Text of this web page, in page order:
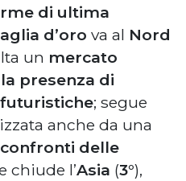
di ultima
d’oro va al Nord
un mercato
presenza di
; segue
anche da una
delle
chiude l’Asia (3°),